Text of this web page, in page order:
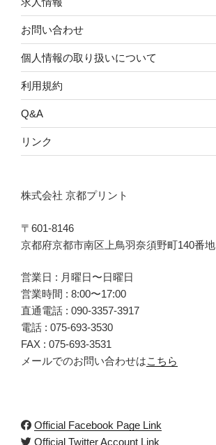
お問い合わせ
個人情報の取り扱いについて
利用規約
Q&A
リンク
株式会社 京都プリント
〒601-8146
京都府京都市南区上鳥羽奈須野町140番地
営業日 : 月曜日〜日曜日
営業時間 : 8:00〜17:00
直通電話 : 090-3357-3917
電話 : 075-693-3530
FAX : 075-693-3531
メールでのお問い合わせはこちら
Official Facebook Page Link
Official Twitter Account Link